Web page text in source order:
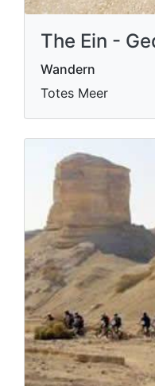
The Ein -
Wandern
Totes Meer